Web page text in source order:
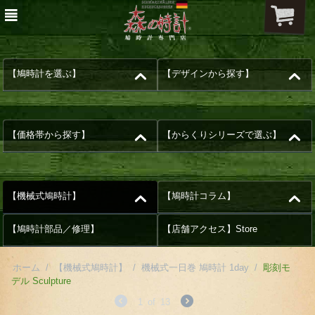
【鳩時計を選ぶ】 【デザインから探す】
【価格帯から探す】 【からくりシリーズで選ぶ】
【機械式鳩時計】 【鳩時計コラム】
【鳩時計部品／修理】 【店舗アクセス】Store
ホーム / 【機械式鳩時計】 / 機械式一日巻 鳩時計 1day / 彫刻モ
デル Sculpture
1 of 13